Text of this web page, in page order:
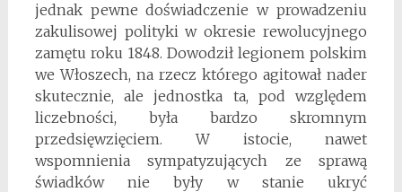
jednak pewne doświadczenie w prowadzeniu
zakulisowej polityki w okresie rewolucyjnego
zamętu roku 1848. Dowodził legionem polskim
we Włoszech, na rzecz którego agitował nader
skutecznie, ale jednostka ta, pod względem
liczebności, była bardzo skromnym
przedsięwzięciem. W istocie, nawet
wspomnienia sympatyzujących ze sprawą
świadków nie były w stanie ukryć